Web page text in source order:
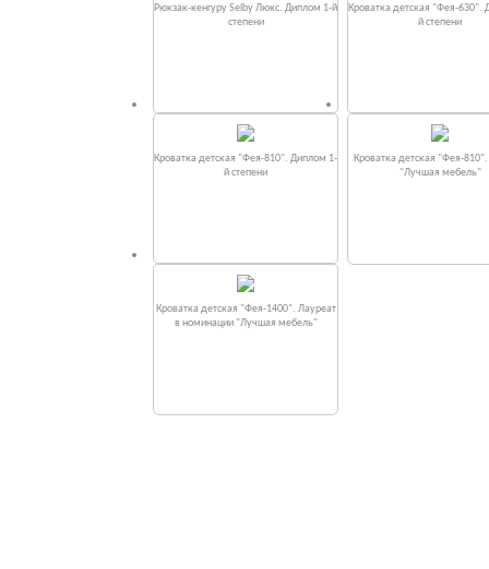
Рюкзак-кенгуру Selby Люкс. Диплом 1-й
степени
Кроватка детская "Фея-630".
й степени
Кроватка детская "Фея-810". Диплом 1-
й степени
Кроватка детская "Фея-
"Лучшая мебель"
Кроватка детская "Фея-1400". Лауреат
в номинации "Лучшая мебель"